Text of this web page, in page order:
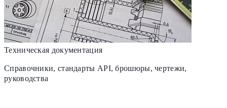
Техническая документация
Справочники, стандарты API, брошюры, чертежи,
руководства